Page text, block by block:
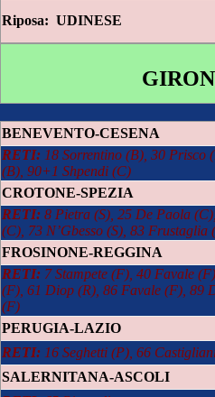
Riposa: UDINESE
BENEVENTO-CESENA
RETI: 18 Sorrentino (B), 30 Prisco
(B), 90+1 Shpendi (C)
CROTONE-SPEZIA
RETI: 8 Pietra (S), 25 De Paola
(C), 73 N’Gbesso (S), 83 Frustaglia
FROSINONE-REGGINA
RETI: 7 Stampete (F), 40 Favale
(F), 61 Diop (R), 86 Favale (F), 89
(F)
PERUGIA-LAZIO
RETI: 16 Seghetti (P), 66
SALERNITANA-ASCOLI